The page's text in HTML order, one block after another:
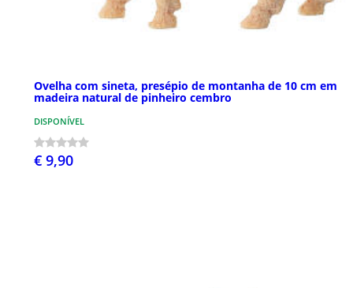
Ovelha com sineta, presépio de montanha de 10 cm em
madeira natural de pinheiro cembro
DISPONÍVEL
€ 9,90